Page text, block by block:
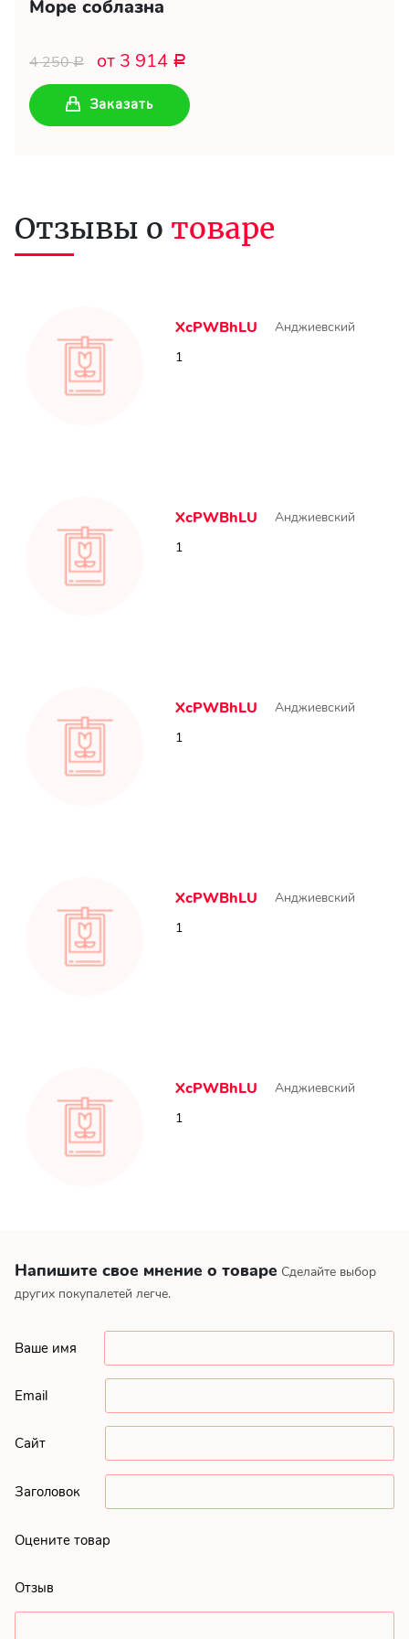
Море соблазна
4 250Р от 3 914 Р
Заказать
Напишите свое мнение о товаре Сделайте выбор
других покупалетей легче.
Ваше имя
Email
Сайт
Заголовок
Оцените товар
Отзыв
Отзывы о товаре
XcPWBhLU
Анджиевский
1
XcPWBhLU
Анджиевский
1
XcPWBhLU
Анджиевский
1
XcPWBhLU
Анджиевский
1
XcPWBhLU
Анджиевский
1